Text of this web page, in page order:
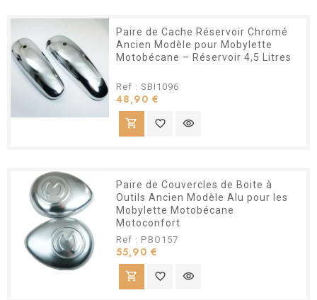
Paire de Cache Réservoir Chromé
Ancien Modèle pour Mobylette
Motobécane – Réservoir 4,5 Litres
Ref : SBI1096
48,90 €
shopping_cart favorite_border visibility
Paire de Couvercles de Boite à
Outils Ancien Modèle Alu pour les
Mobylette Motobécane
Motoconfort
Ref : PBO157
55,90 €
shopping_cart favorite_border visibility